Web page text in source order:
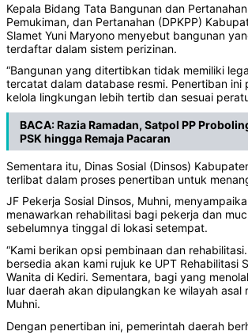
Kepala Bidang Tata Bangunan dan
Pemukiman, dan Pertanahan (DPKPP)
Slamet Yuni Maryono menyebut bangunan
terdaftar dalam sistem perizinan.
“Bangunan yang ditertibkan tidak memiliki
tercatat dalam database resmi. Penertiban ini
kelola lingkungan lebih tertib dan sesuai
BACA:Razia Ramadan, Satpol PP
PSK hingga Remaja Pacaran
Sementara itu, Dinas Sosial (Dinsos)
terlibat dalam proses penertiban untuk
JF Pekerja Sosial Dinsos, Muhni,
menawarkan rehabilitasi bagi pekerja dan
sebelumnya tinggal di lokasi setempat.
“Kami berikan opsi pembinaan dan
bersedia akan kami rujuk ke UPT Rehabilitasi
Wanita di Kediri. Sementara, bagi yang
luar daerah akan dipulangkan ke wilayah asal
Muhni.
Dengan penertiban ini, pemerintah daerah